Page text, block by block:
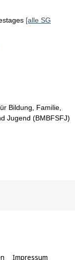
[alle SG
Bildung, Familie,
Jugend (BMBFSFJ)
Impressum